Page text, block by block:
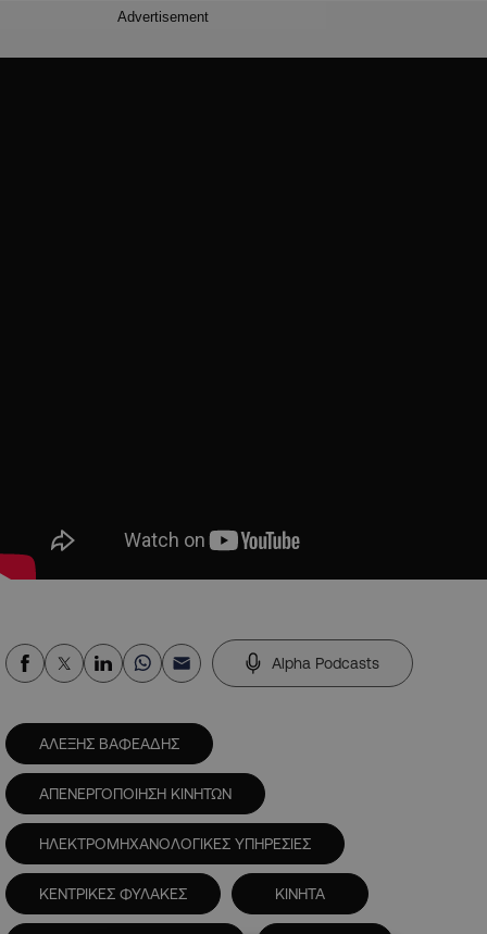
Advertisement
Alpha Podcasts
ΑΛΕΞΗΣ ΒΑΦΕΑΔΗΣ
ΑΠΕΝΕΡΓΟΠΟΙΗΣΗ ΚΙΝΗΤΩΝ
ΗΛΕΚΤΡΟΜΗΧΑΝΟΛΟΓΙΚΕΣ ΥΠΗΡΕΣΙΕΣ
ΚΕΝΤΡΙΚΕΣ ΦΥΛΑΚΕΣ ΚΙΝΗΤΑ